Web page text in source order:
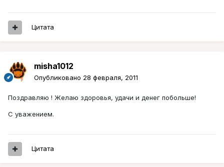
Цитата
misha1012
Опубликовано 28 февраля, 2011
Поздравляю ! Желаю здоровья, удачи и денег побольше!
С уважением.
Цитата